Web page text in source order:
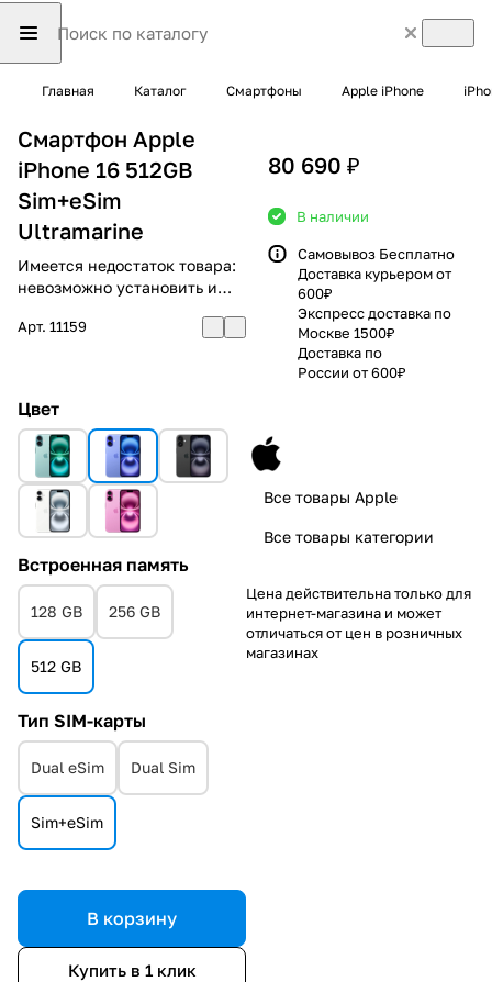
Главная Каталог Смартфоны Apple iPhone
Смартфон Apple
iPhone 16 512GB
Sim+eSim
Ultramarine
Имеется недостаток товара:
невозможно установить и
Арт. 11159
Цвет
Встроенная память
128 GB 256 GB
512 GB
Тип SIM-карты
Dual eSim Dual Sim
Sim+eSim
В корзину
Купить в 1 клик
80 690 ₽
В наличии
Самовывоз Бесплатно
Доставка курьером от
600₽
Экспресс доставка по
Москве 1500₽
Доставка по
России от 600₽
Все товары Apple
Все товары категории
Цена действительна только для
интернет-магазина и может
отличаться от цен в розничных
магазинах